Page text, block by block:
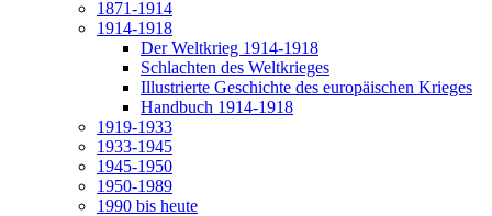
1871-1914
1914-1918
Der Weltkrieg 1914-1918
Schlachten des Weltkrieges
Illustrierte Geschichte des europäischen Krieges
Handbuch 1914-1918
1919-1933
1933-1945
1945-1950
1950-1989
1990 bis heute